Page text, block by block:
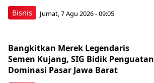
Bisnis Jumat, 7 Agu 2026 - 09:05
Bangkitkan Merek Legendaris
Semen Kujang, SIG Bidik Penguatan
Dominasi Pasar Jawa Barat